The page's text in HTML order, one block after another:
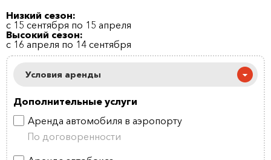
Низкий сезон:
с 15 сентября по 15 апреля
Высокий сезон:
с 16 апреля по 14 сентября
Условия аренды
Дополнительные услуги
Аренда автомобиля в аэропорту
По договоренности